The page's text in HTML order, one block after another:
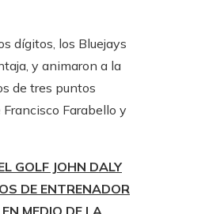
dígitos, los Bluejays
y animaron a la
de tres puntos
Farabello y
GOLF JOHN DALY
DE ENTRENADOR